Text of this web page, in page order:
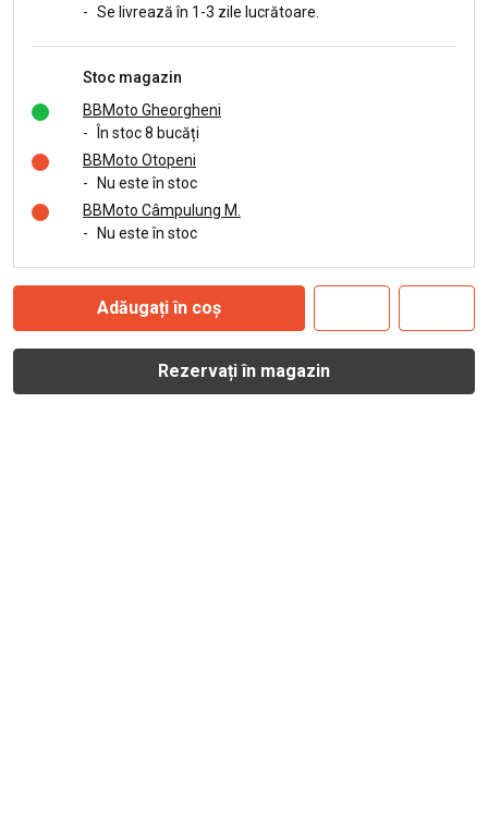
- Se livrează în 1-3 zile lucrătoare.
Stoc magazin
BBMoto Gheorgheni
-
În stoc 8 bucăți
BBMoto Otopeni
-
Nu este în stoc
BBMoto Câmpulung M.
-
Nu este în stoc
Adăugați în coș
Rezervați în magazin